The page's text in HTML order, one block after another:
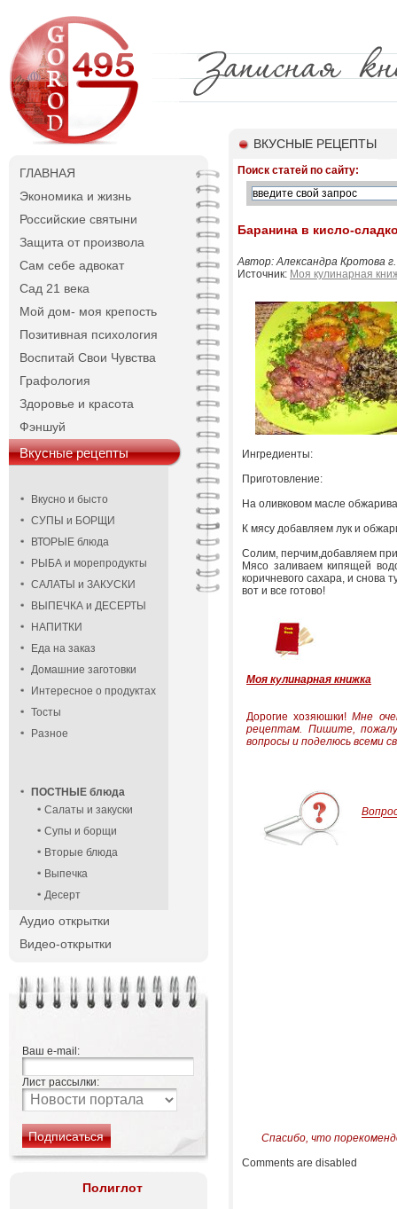
ГЛАВНАЯ
Экономика и жизнь
Российские святыни
Защита от произвола
Сам себе адвокат
Сад 21 века
Мой дом- моя крепость
Позитивная психология
Воспитай Свои Чувства
Графология
Здоровье и красота
Фэншуй
Вкусные рецепты
Вкусно и бысто
СУПЫ и БОРЩИ
ВТОРЫЕ блюда
РЫБА и морепродукты
САЛАТЫ и ЗАКУСКИ
ВЫПЕЧКА и ДЕСЕРТЫ
НАПИТКИ
Еда на заказ
Домашние заготовки
Интересное о продуктах
Тосты
Разное
ПОСТНЫЕ блюда
Салаты и закуски
Супы и борщи
Вторые блюда
Выпечка
Десерт
Аудио открытки
Видео-открытки
Ваш e-mail:
Лист рассылки:
Полиглот
ВКУСНЫЕ РЕЦЕПТЫ
Поиск статей по сайту:
Баранина в кисло-
Автор: Александра Кротова
Источник: Моя кулинарная
Ингредиенты:
Приготовление:
На оливковом масле
К мясу добавляем лук и
Солим, перчим,добавляем
Мясо заливаем кипящей
коричневого сахара, и снова
вот и все готово!
Моя кулинарная книжка
Дорогие хозяюшки!Мне
рецептам. Пишите,
вопросы и поделюсь всеми
Спасибо, что
Comments are disabled